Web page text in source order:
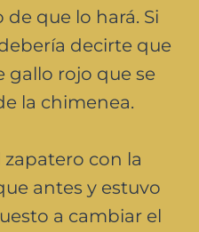
que lo hará. Si
decirte que
gallo rojo que se
la chimenea.
con la
antes y estuvo
a cambiar el